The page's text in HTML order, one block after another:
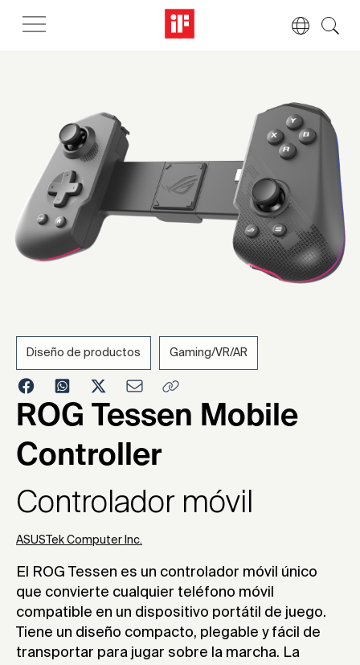
Diseño de productos Gaming/VR/AR
ROG Tessen Mobile
Controller
Controlador móvil
ASUSTek Computer Inc.
El ROG Tessen es un controlador móvil único
que convierte cualquier teléfono móvil
compatible en un dispositivo portátil de juego.
Tiene un diseño compacto, plegable y fácil de
transportar para jugar sobre la marcha. La